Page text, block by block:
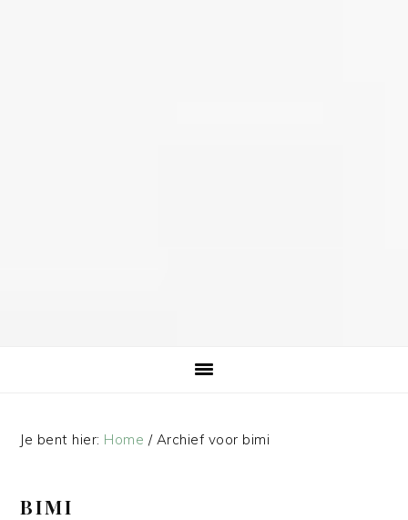
Je bent hier: Home /Archief voor bimi
BIMI